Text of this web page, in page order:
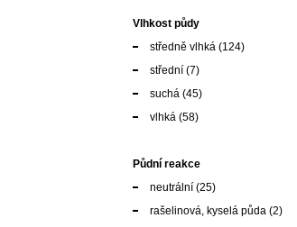
Vlhkost půdy
středně vlhká (124)
střední (7)
suchá (45)
vlhká (58)
Půdní reakce
neutrální (25)
rašelinová, kyselá půda (2)